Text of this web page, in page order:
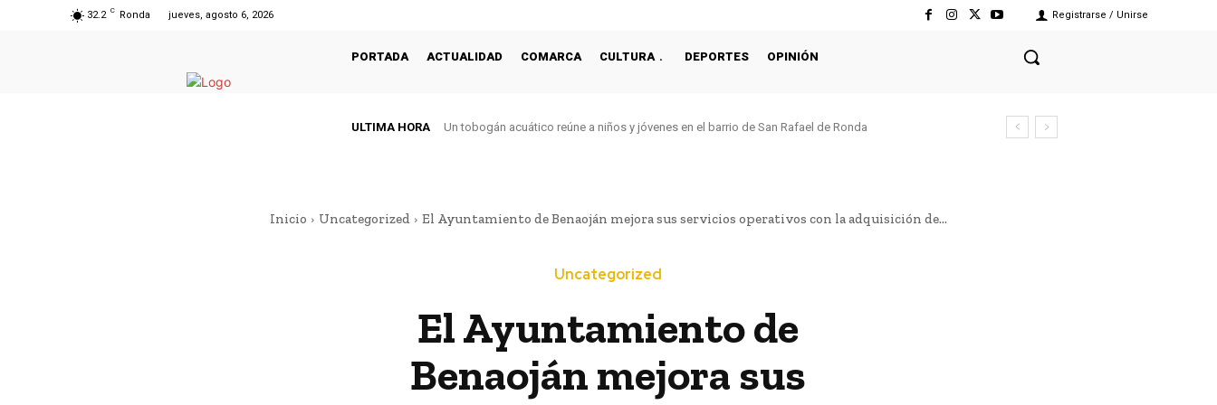
32.2 C Ronda jueves, agosto 6, 2026 Registrarse / Unirse
PORTADA ACTUALIDAD COMARCA CULTURA DEPORTES OPINIÓN
ULTIMA HORA Un tobogán acuático reúne a niños y jóvenes en el barrio de San Rafael de Ronda
Inicio Uncategorized El Ayuntamiento de Benaoján mejora sus servicios operativos con la adquisición de...
Uncategorized
El Ayuntamiento de
Benaoján mejora sus